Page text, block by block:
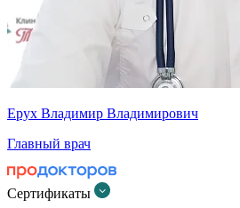
Ерух Владимир Владимирович
Главный врач
Сертификаты